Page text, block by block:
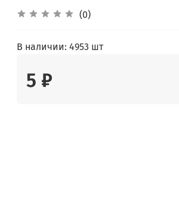
(0)
В наличии: 4953 шт
5 ₽